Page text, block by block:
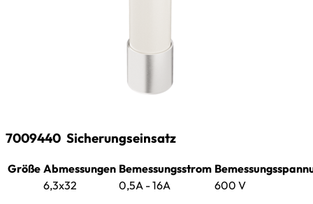
7009440 Sicherungseinsatz
Größe Abmessungen Bemessungsstrom
6,3x32
0,5A - 16A
600 V